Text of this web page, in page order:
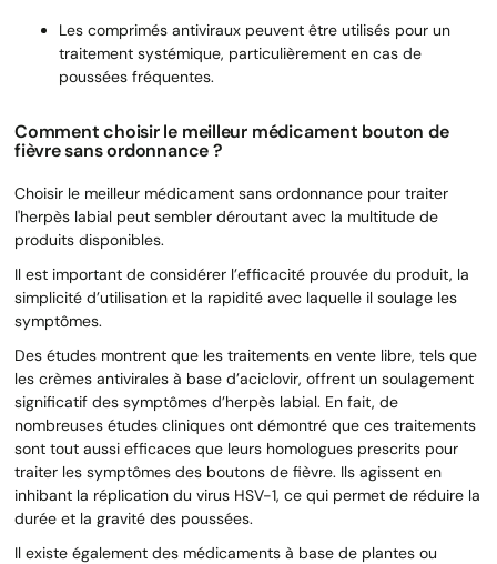
Les comprimés antiviraux peuvent être utilisés pour un
traitement systémique, particulièrement en cas de
poussées fréquentes.
Comment choisir le meilleur médicament bouton de
fièvre sans ordonnance ?
Choisir le meilleur médicament sans ordonnance pour traiter
l'herpès labial peut sembler déroutant avec la multitude de
produits disponibles.
Il est important de considérer l’efficacité prouvée du produit, la
simplicité d’utilisation et la rapidité avec laquelle il soulage les
symptômes.
Des études montrent que les traitements en vente libre, tels que
les crèmes antivirales à base d’aciclovir, offrent un soulagement
significatif des symptômes d’herpès labial. En fait, de
nombreuses études cliniques ont démontré que ces traitements
sont tout aussi efficaces que leurs homologues prescrits pour
traiter les symptômes des boutons de fièvre. Ils agissent en
inhibant la réplication du virus HSV-1, ce qui permet de réduire la
durée et la gravité des poussées.
Il existe également des médicaments à base de plantes ou